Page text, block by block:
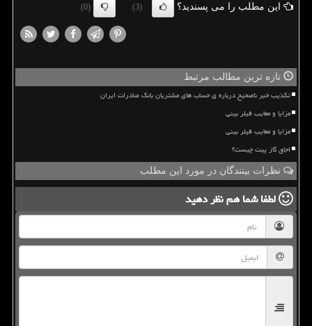
این مطلب را می پسندید؟ (3)
(0)
تازه ترین مطالب مرتبط
تکذیب خبر ناصحیح درباره ی حساب های مشتریان بانک صادرات ایران
مزایا و معایب فیلر بینی
مزایا و معایب فیلر بینی
اجاق گاز پیت چیست؟
نظرات بینندگان در مورد این مطلب
لطفا شما همنظر دهید